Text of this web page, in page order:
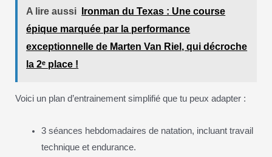
A lire aussi
Ironman du Texas : Une course
épique marquée par la performance
exceptionnelle de Marten Van Riel, qui décroche
la 2ᵉ place !
Voici un plan d’entrainement simplifié que tu peux adapter :
3 séances hebdomadaires de natation, incluant travail
technique et endurance.